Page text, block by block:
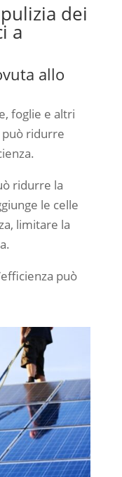
dei
a
allo
foglie e altri
ridurre
ridurre la
le celle
limitare la
può